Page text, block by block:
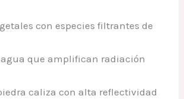
con especies filtrantes de
agua que amplifican radiación
caliza con alta reflectividad